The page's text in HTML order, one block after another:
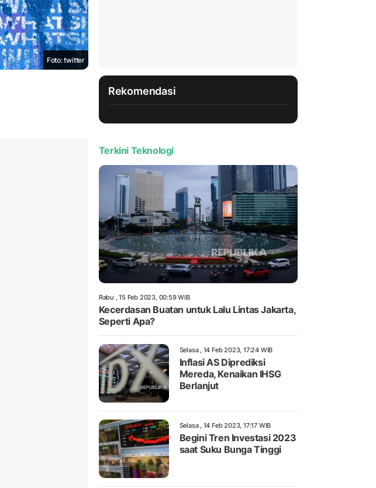
Foto: twitter
Rekomendasi
Terkini Teknologi
Rabu , 15 Feb 2023, 00:59 WIB
Kecerdasan Buatan untuk Lalu Lintas Jakarta,
Seperti Apa?
Selasa , 14 Feb 2023, 17:24 WIB
Inflasi AS Diprediksi
Mereda, Kenaikan IHSG
Berlanjut
Selasa , 14 Feb 2023, 17:17 WIB
Begini Tren Investasi 2023
saat Suku Bunga Tinggi